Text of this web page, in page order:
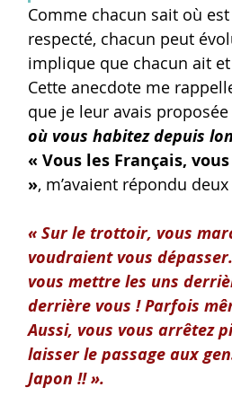
Comme chacun sait où
respecté, chacun peut
implique que chacun ait
Cette anecdote me
que je leur avais proposée
où vous habitez depuis
« Vous les Français,
», m’avaient répondu deux
« Sur le trottoir, vous
voudraient vous
vous mettre les uns
derrière vous ! Parfois
Aussi, vous vous arrêtez
laisser le passage aux
Japon !! ».